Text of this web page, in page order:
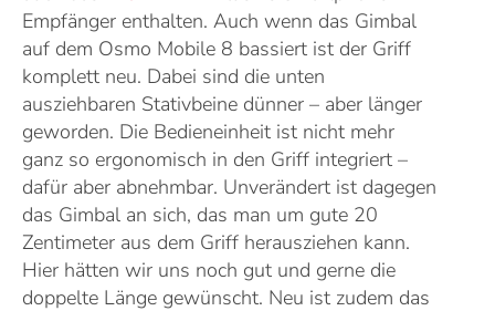
Empfänger enthalten. Auch wenn das Gimbal
auf dem Osmo Mobile 8 bassiert ist der Griff
komplett neu. Dabei sind die unten
ausziehbaren Stativbeine dünner – aber länger
geworden. Die Bedieneinheit ist nicht mehr
ganz so ergonomisch in den Griff integriert –
dafür aber abnehmbar. Unverändert ist dagegen
das Gimbal an sich, das man um gute 20
Zentimeter aus dem Griff herausziehen kann.
Hier hätten wir uns noch gut und gerne die
doppelte Länge gewünscht. Neu ist zudem das